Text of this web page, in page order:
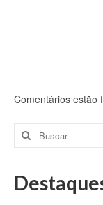
Comentários estão
Buscar
por: